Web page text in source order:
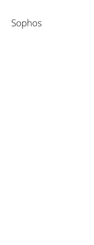
Sophos